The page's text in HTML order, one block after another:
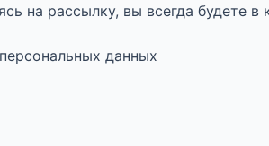
на рассылку, вы всегда будете в
данных